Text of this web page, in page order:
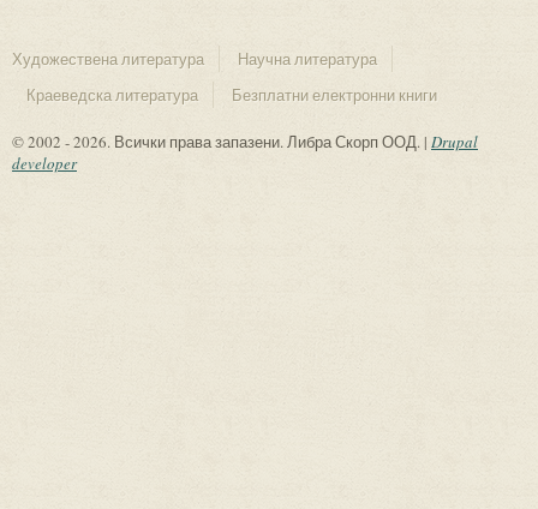
Художествена литература
Научна литература
Краеведска литература
Безплатни електронни книги
© 2002 - 2026. Всички права запазени. Либра Скорп ООД. | Drupal
developer